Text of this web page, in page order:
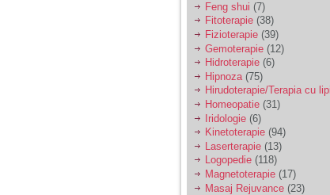
Feng shui (7)
Fitoterapie (38)
Fizioterapie (39)
Gemoterapie (12)
Hidroterapie (6)
Hipnoza (75)
Hirudoterapie/Terapia cu
Homeopatie (31)
Iridologie (6)
Kinetoterapie (94)
Laserterapie (13)
Logopedie (118)
Magnetoterapie (17)
Masaj Rejuvance (23)